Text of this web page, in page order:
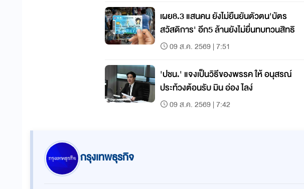
เผย8.3 แสนคน ยังไม่ยืนยันตัวตน'บัตร
สวัสดิการ' อีก5 ล้านยังไม่ยื่นทบทวนสิทธิ
09 ส.ค. 2569 | 7:51
'ปชน.' แจงเป็นวิธีของพรรค ให้ อนุสรณ์
ประท้วงต้อนรับ มิน อ่อง ไลง์
09 ส.ค. 2569 | 7:42
กรุงเทพธุรกิจ